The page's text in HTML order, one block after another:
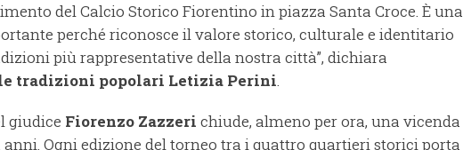
del Calcio Storico Fiorentino in piazza Santa Croce. È una
perché riconosce il valore storico, culturale e identitario
più rappresentative della nostra città”, dichiara
tradizioni popolari Letizia Perini.
giudice Fiorenzo Zazzeri chiude, almeno per ora, una vicenda
anni. Ogni edizione del torneo tra i quattro quartieri storici porta